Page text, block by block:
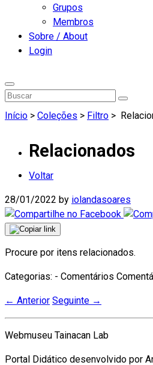
Grupos
Membros
Sobre / About
Login
Início > Coleções > Filtro >
Relacionados
Voltar
28/01/2022 by iolandasoares
Procure por itens relacionados.
Categorias: - Comentários
← Anterior Seguinte →
Webmuseu Tainacan Lab
Portal Didático desenvolvido por